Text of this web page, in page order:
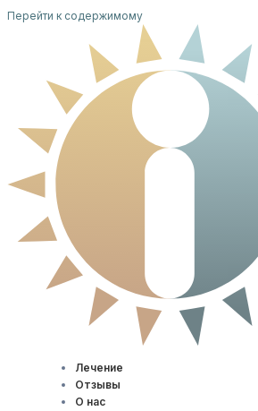
Перейти к содержимому
Лечение
Отзывы
О нас